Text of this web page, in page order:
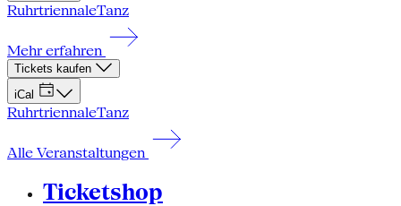
RuhrtriennaleTanz
Mehr erfahren
Tickets kaufen
iCal
RuhrtriennaleTanz
Alle Veranstaltungen
Ticketshop